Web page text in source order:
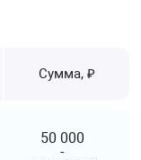
Сумма, ₽
50 000
-